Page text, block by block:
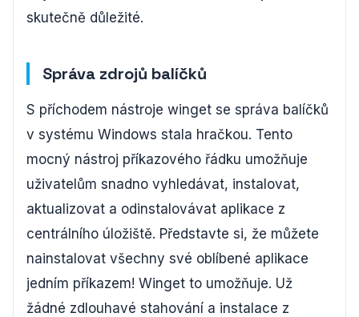
skutečně důležité.
Správa zdrojů balíčků
S příchodem nástroje winget se správa balíčků
v systému Windows stala hračkou. Tento
mocný nástroj příkazového řádku umožňuje
uživatelům snadno vyhledávat, instalovat,
aktualizovat a odinstalovávat aplikace z
centrálního úložiště. Představte si, že můžete
nainstalovat všechny své oblíbené aplikace
jedním příkazem! Winget to umožňuje. Už
žádné zdlouhavé stahování a instalace z